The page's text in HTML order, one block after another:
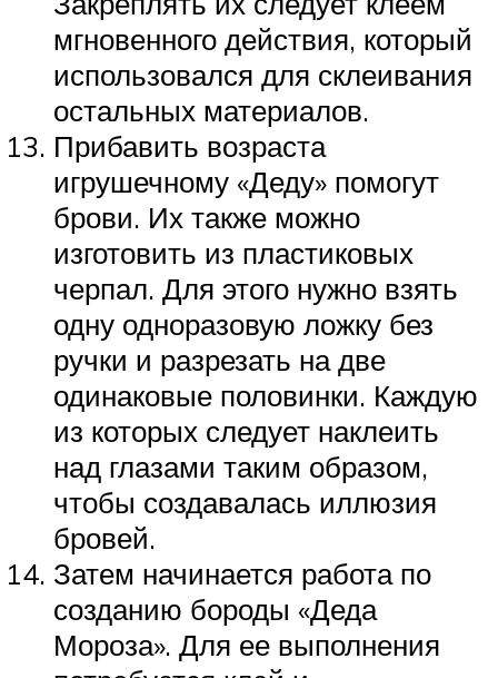
мгновенного действия, который
использовался для склеивания
остальных материалов.
Прибавить возраста
игрушечному «Деду» помогут
брови. Их также можно
изготовить из пластиковых
черпал. Для этого нужно взять
одну одноразовую ложку без
ручки и разрезать на две
одинаковые половинки. Каждую
из которых следует наклеить
над глазами таким образом,
чтобы создавалась иллюзия
бровей.
Затем начинается работа по
созданию бороды «Деда
Мороза». Для ее выполнения